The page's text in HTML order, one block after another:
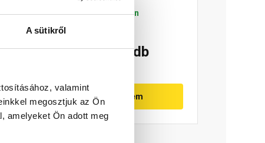
A sütikről
valamint
megosztjuk az Ön
amelyeket Ön adott meg
Gyártói készleten
55 520 Ft/ db
Megnézem